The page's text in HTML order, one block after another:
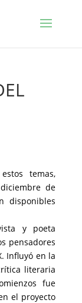
temas,
de
disponibles
y poeta
pensadores
Influyó en la
literaria
fue
el proyecto